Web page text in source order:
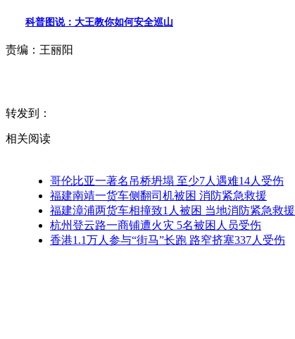
科普图说： 大王教你如何安全巡山
责编： 王丽阳
转发到：
相关阅读
哥伦比亚一著名吊桥坍塌 至少7人遇难14人受伤
福建南靖一货车侧翻司机被困 消防紧急救援
福建漳浦两货车相撞致1人被困 当地消防紧急救援
杭州登云路一商铺遭火灾 5名被困人员受伤
香港1.1万人参与“街马”长跑 路窄挤塞337人受伤